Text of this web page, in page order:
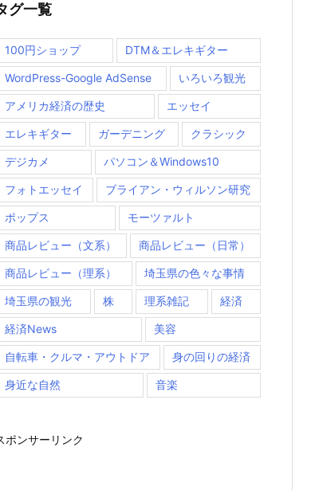
グ一覧
100円ショップ DTM＆エレキギター
WordPress-Google AdSense いろいろ観光
アメリカ経済の歴史 エッセイ
エレキギター ガーデニング クラシック
デジカメ パソコン＆Windows10
フォトエッセイ ブライアン・ウィルソン研究
ポップス モーツァルト
商品レビュー（文系） 商品レビュー（日常）
商品レビュー（理系） 埼玉県の色々な事情
埼玉県の観光 株 理系雑記 経済
経済News 美容
自転車・クルマ・アウトドア 身の回りの経済
身近な自然 音楽
ポンサーリンク